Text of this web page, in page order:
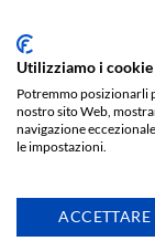
Utilizziamo i cookie
Potremmo posizionarli
nostro sito Web,
navigazione
le impostazioni.
ACCETTARE